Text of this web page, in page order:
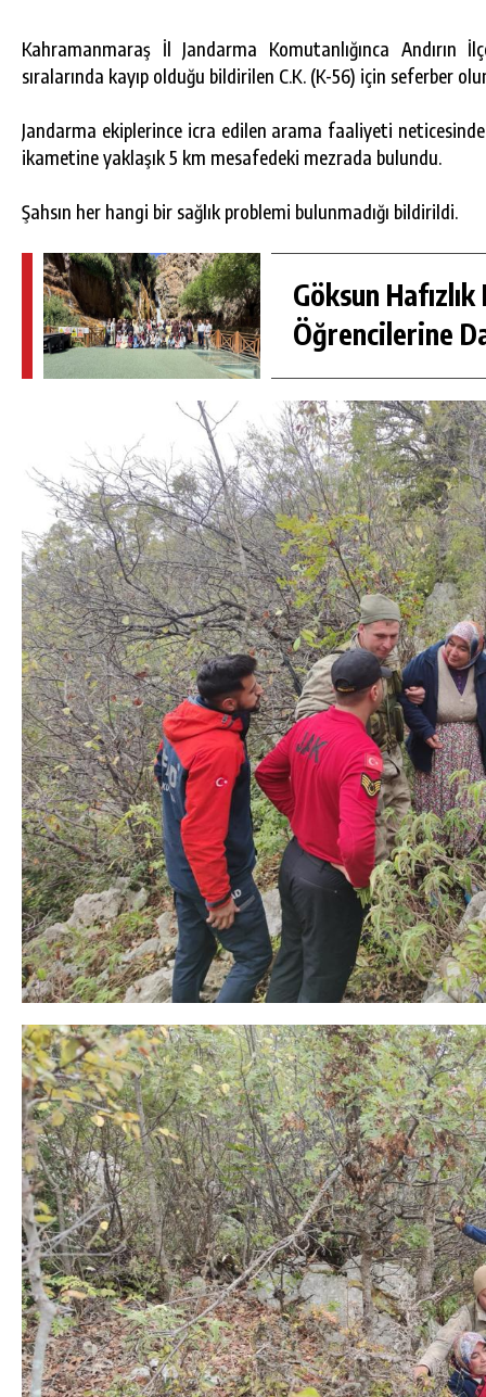
Kahramanmaraş İl Jandarma Komutanlığınca
sıralarında kayıp olduğu bildirilen C.K. (K-56) için seferber
Jandarma ekiplerince icra edilen arama faaliyeti
ikametine yaklaşık 5 km mesafedeki mezrada bulundu.
Şahsın her hangi bir sağlık problemi bulunmadığı bildirildi.
Göksun Hafızlık
Öğrencilerine
GÜNLÜK HABER AKIŞI
GÖKSUN HAFIZLIK KIZ KUR’AN KURSU
ÖĞRENCILERINE DARENDE GEZISI.